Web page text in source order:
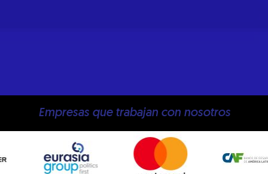
Empresas que trabajan con nosotros